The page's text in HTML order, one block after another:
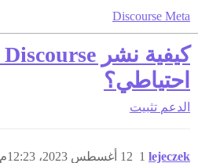
Discourse Meta
احتياطي؟
الدعم تثبيت
lejeczek 12 أغسطس 2023، 12:23م 1